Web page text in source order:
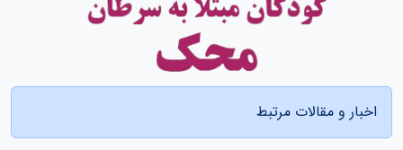
اخبار و مقالات مرتبط